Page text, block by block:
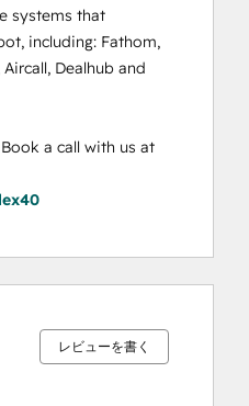
systems that
including: Fathom,
Dealhub and
レビューを書く
了
了
了
了
了